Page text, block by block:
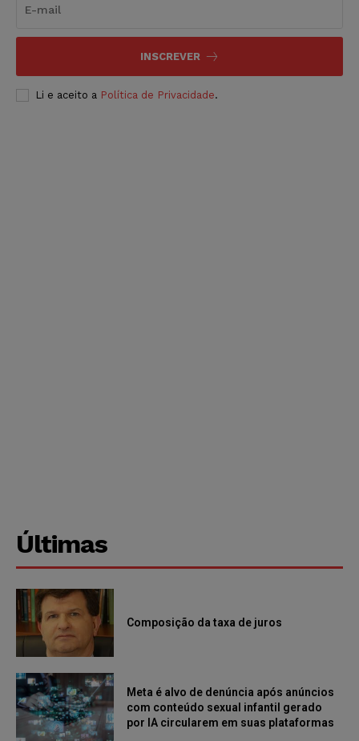
INSCREVER
Li e aceito a Política de Privacidade.
Últimas
Composição da taxa de juros
Meta é alvo de denúncia após anúncios
com conteúdo sexual infantil gerado
por IA circularem em suas plataformas